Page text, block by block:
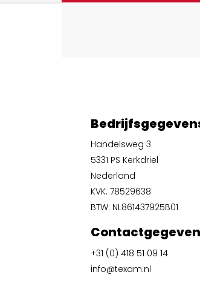
Handelsweg 3
5331 PS Kerkdriel
Nederland
KVK: 78529638
BTW: NL861437925B01
+31 (0) 418 51 09 14
info@texam.nl